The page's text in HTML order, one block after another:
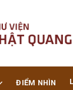
ĐIỂM NHÌN